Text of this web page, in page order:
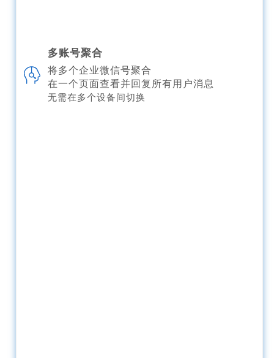
多账号聚合
将多个企业微信号聚合
在一个页面查看并回复所有用户消息
无需在多个设备间切换